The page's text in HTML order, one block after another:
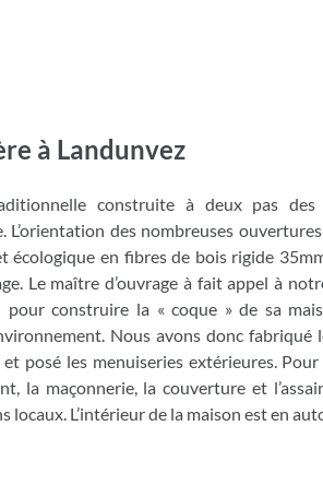
à Landunvez
construite à deux pas des
L’orientation des nombreuses
écologique en fibres de bois rigide
Le maître d’ouvrage à fait appel à
construire la « coque » de sa
Nous avons donc fabriqué
posé les menuiseries extérieures.
la maçonnerie, la couverture et
locaux. L’intérieur de la maison est en